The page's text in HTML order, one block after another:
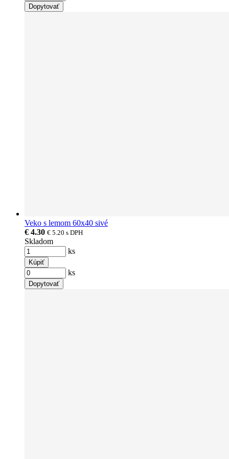
Dopytovať
Veko s lemom 60x40 sivé
€ 4.30 € 5.20 s DPH
Skladom
ks
Kúpiť
ks
Dopytovať